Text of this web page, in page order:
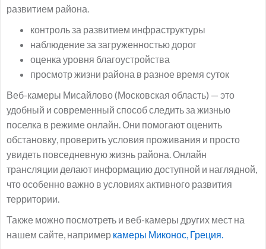
развитием района.
контроль за развитием инфраструктуры
наблюдение за загруженностью дорог
оценка уровня благоустройства
просмотр жизни района в разное время суток
Веб-камеры Мисайлово (Московская область) — это
удобный и современный способ следить за жизнью
поселка в режиме онлайн. Они помогают оценить
обстановку, проверить условия проживания и просто
увидеть повседневную жизнь района. Онлайн
трансляции делают информацию доступной и наглядной,
что особенно важно в условиях активного развития
территории.
Также можно посмотреть и веб-камеры других мест на
нашем сайте, например камеры Миконос, Греция.